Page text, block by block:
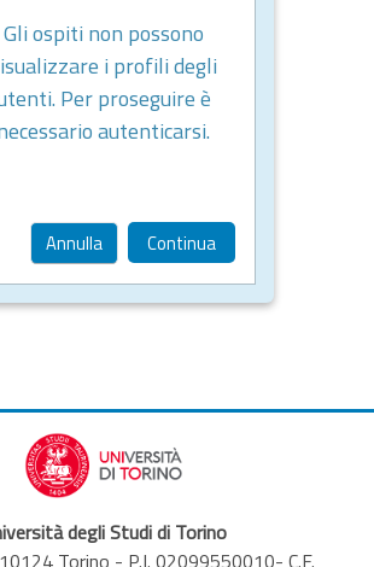
Gli ospiti non possono
i profili degli
Per proseguire è
autenticarsi.
Annulla Continua
degli Studi di Torino
Torino - P.I. 02099550010- C.F.